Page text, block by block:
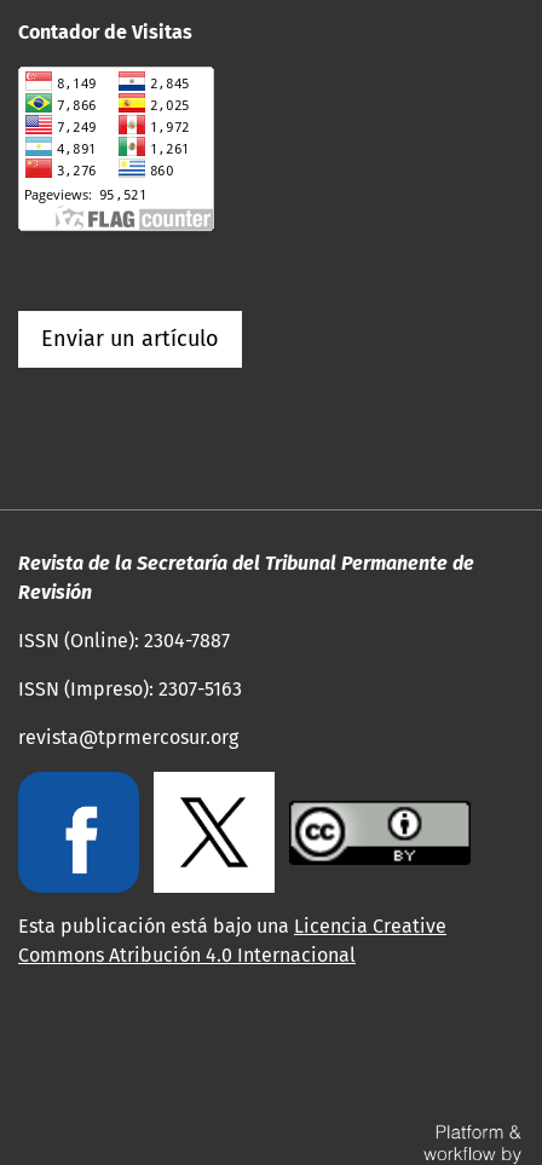
Contador de Visitas
Enviar un artículo
Revista de la Secretaría del Tribunal Permanente de
Revisión
ISSN (Online): 2304-7887
ISSN (Impreso): 2307-5163
revista@tprmercosur.org
Esta publicación está bajo una Licencia Creative
Commons Atribución 4.0 Internacional